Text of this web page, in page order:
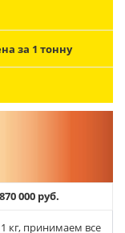
за 1 тонну
870 000 руб.
кг, принимаем все